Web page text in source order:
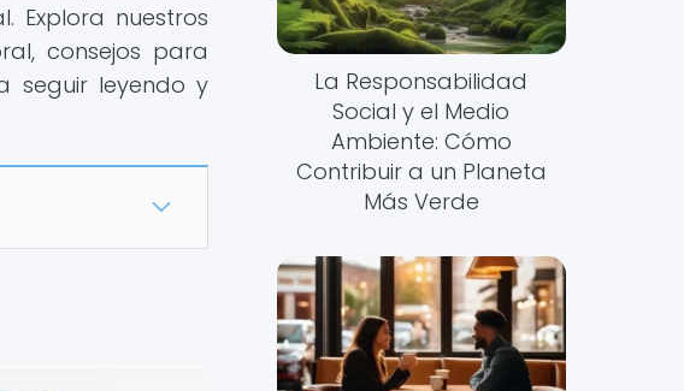
Explora nuestros
consejos para
seguir leyendo y
La Responsabilidad
Social y el Medio
Ambiente: Cómo
Contribuir a un Planeta
Más Verde